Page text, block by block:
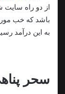
از دو راه سایت
باشد که خب
به این درآمد
سحر